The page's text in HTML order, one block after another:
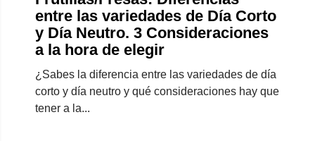
entre las variedades de Día Corto
y Día Neutro. 3 Consideraciones
a la hora de elegir
¿Sabes la diferencia entre las variedades de día
corto y día neutro y qué consideraciones hay que
tener a la...